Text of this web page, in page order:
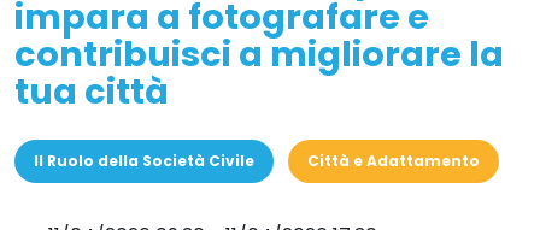
impara a fotografare e
contribuisci a migliorare la
tua città
Il Ruolo della Società Civile Città e Adattamento